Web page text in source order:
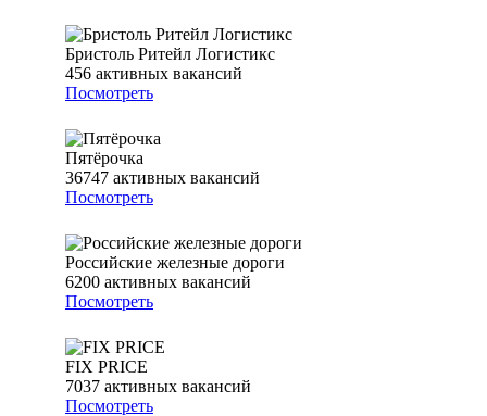
Бристоль Ритейл Логистикс
456 активных вакансий
Посмотреть
Пятёрочка
36747 активных вакансий
Посмотреть
Российские железные дороги
6200 активных вакансий
Посмотреть
FIX PRICE
7037 активных вакансий
Посмотреть